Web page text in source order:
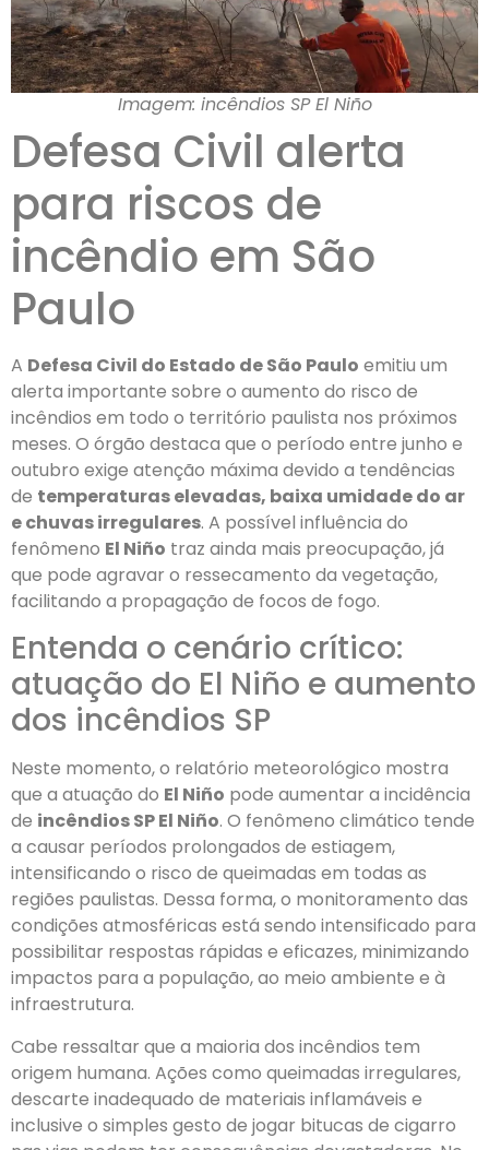
Imagem: incêndios SP El Niño
Defesa Civil alerta
para riscos de
incêndio em São
Paulo
A Defesa Civil do Estado de São Paulo emitiu um
alerta importante sobre o aumento do risco de
incêndios em todo o território paulista nos próximos
meses. O órgão destaca que o período entre junho e
outubro exige atenção máxima devido a tendências
de temperaturas elevadas, baixa umidade do ar
e chuvas irregulares. A possível influência do
fenômeno El Niño traz ainda mais preocupação, já
que pode agravar o ressecamento da vegetação,
facilitando a propagação de focos de fogo.
Entenda o cenário crítico:
atuação do El Niño e aumento
dos incêndios SP
Neste momento, o relatório meteorológico mostra
que a atuação do El Niño pode aumentar a incidência
de incêndios SP El Niño. O fenômeno climático tende
a causar períodos prolongados de estiagem,
intensificando o risco de queimadas em todas as
regiões paulistas. Dessa forma, o monitoramento das
condições atmosféricas está sendo intensificado para
possibilitar respostas rápidas e eficazes, minimizando
impactos para a população, ao meio ambiente e à
infraestrutura.
Cabe ressaltar que a maioria dos incêndios tem
origem humana. Ações como queimadas irregulares,
descarte inadequado de materiais inflamáveis e
inclusive o simples gesto de jogar bitucas de cigarro